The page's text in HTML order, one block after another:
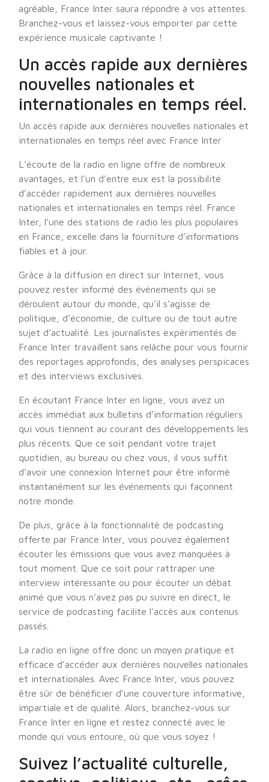
agréable, France Inter saura répondre à vos attentes.
Branchez-vous et laissez-vous emporter par cette
expérience musicale captivante !
Un accès rapide aux dernières
nouvelles nationales et
internationales en temps réel.
Un accès rapide aux dernières nouvelles nationales et
internationales en temps réel avec France Inter
L’écoute de la radio en ligne offre de nombreux
avantages, et l’un d’entre eux est la possibilité
d’accéder rapidement aux dernières nouvelles
nationales et internationales en temps réel. France
Inter, l’une des stations de radio les plus populaires
en France, excelle dans la fourniture d’informations
fiables et à jour.
Grâce à la diffusion en direct sur Internet, vous
pouvez rester informé des événements qui se
déroulent autour du monde, qu’il s’agisse de
politique, d’économie, de culture ou de tout autre
sujet d’actualité. Les journalistes expérimentés de
France Inter travaillent sans relâche pour vous fournir
des reportages approfondis, des analyses perspicaces
et des interviews exclusives.
En écoutant France Inter en ligne, vous avez un
accès immédiat aux bulletins d’information réguliers
qui vous tiennent au courant des développements les
plus récents. Que ce soit pendant votre trajet
quotidien, au bureau ou chez vous, il vous suffit
d’avoir une connexion Internet pour être informé
instantanément sur les événements qui façonnent
notre monde.
De plus, grâce à la fonctionnalité de podcasting
offerte par France Inter, vous pouvez également
écouter les émissions que vous avez manquées à
tout moment. Que ce soit pour rattraper une
interview intéressante ou pour écouter un débat
animé que vous n’avez pas pu suivre en direct, le
service de podcasting facilite l’accès aux contenus
passés.
La radio en ligne offre donc un moyen pratique et
efficace d’accéder aux dernières nouvelles nationales
et internationales. Avec France Inter, vous pouvez
être sûr de bénéficier d’une couverture informative,
impartiale et de qualité. Alors, branchez-vous sur
France Inter en ligne et restez connecté avec le
monde qui vous entoure, où que vous soyez !
Suivez l’actualité culturelle,